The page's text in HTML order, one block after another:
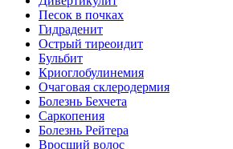
Песок в почках
Гидраденит
Острый тиреоидит
Бульбит
Криоглобулинемия
Очаговая склеродермия
Болезнь Бехчета
Саркопения
Болезнь Рейтера
Вросший волос